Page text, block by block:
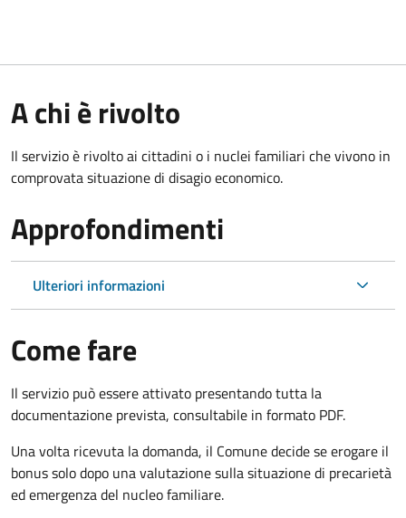
A chi è rivolto
Il servizio è rivolto ai cittadini o i nuclei familiari che vivono in
comprovata situazione di disagio economico.
Approfondimenti
Ulteriori informazioni
Come fare
Il servizio può essere attivato presentando tutta la
documentazione prevista, consultabile in formato PDF.
Una volta ricevuta la domanda, il Comune decide se erogare il
bonus solo dopo una valutazione sulla situazione di precarietà
ed emergenza del nucleo familiare.